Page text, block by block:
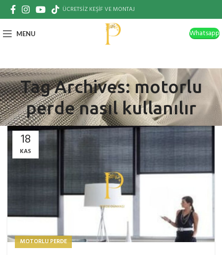
ÜCRETSİZ KEŞİF VE MONTAJ
MENU Whatsapp
Tag Archives: motorlu
perde nasıl kullanılır
18
KAS
MOTORLU PERDE